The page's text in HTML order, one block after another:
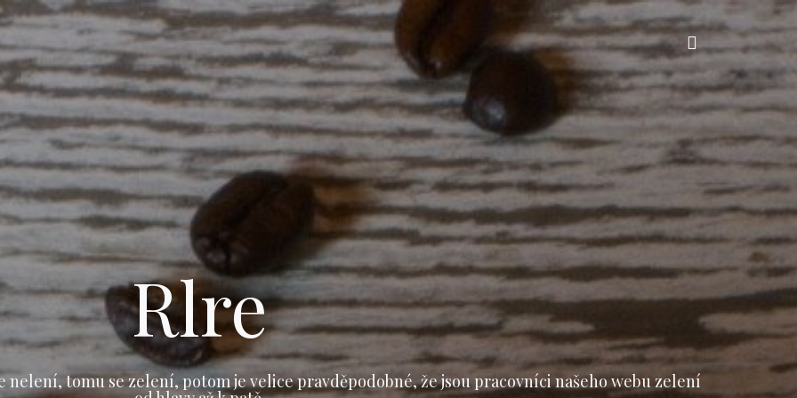
Vyhledávání
Rlre
nelení, tomu se zelení, potom je velice pravděpodobné, že jsou pracovníci našeho webu zelení